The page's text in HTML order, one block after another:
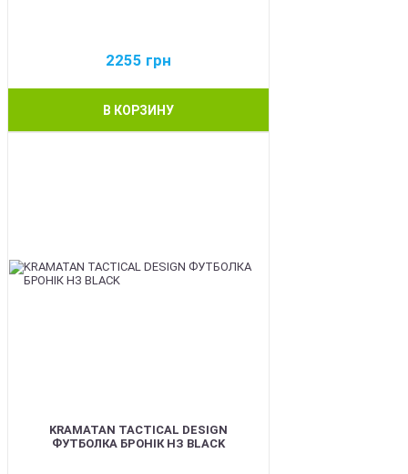
2255 грн
В КОРЗИНУ
KRAMATAN TACTICAL DESIGN
ФУТБОЛКА БРОНІК НЗ BLACK